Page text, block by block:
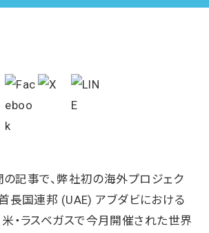
記事で、弊社初の海外プロジェク
首長国連邦 (UAE) アブダビにおける
米・ラスベガスで今月開催された世界